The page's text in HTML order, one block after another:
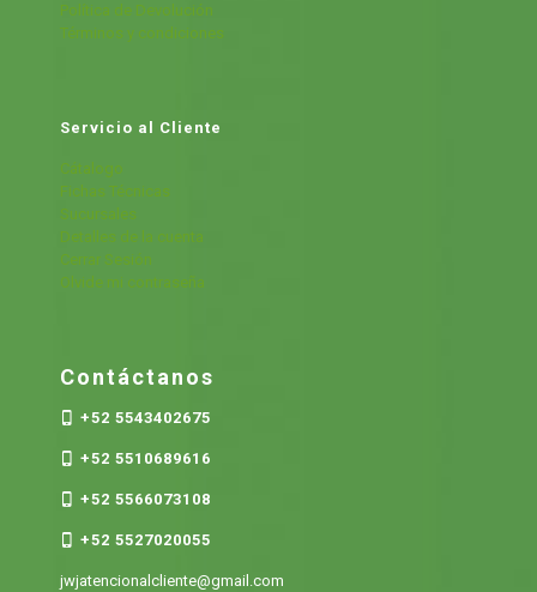
Política de Devolución
Términos y condiciones
Servicio al Cliente
Cátalogo
Fichas Técnicas
Sucursales
Detalles de la cuenta
Cerrar Sesión
Olvide mi contraseña
Contáctanos
+52 5543402675
+52 5510689616
+52 5566073108
+52 5527020055
jwjatencionalcliente@gmail.com